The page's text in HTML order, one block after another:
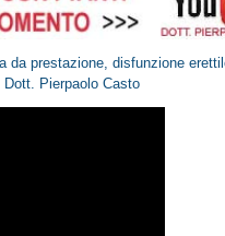
da prestazione, disfunzione
Dott. Pierpaolo Casto